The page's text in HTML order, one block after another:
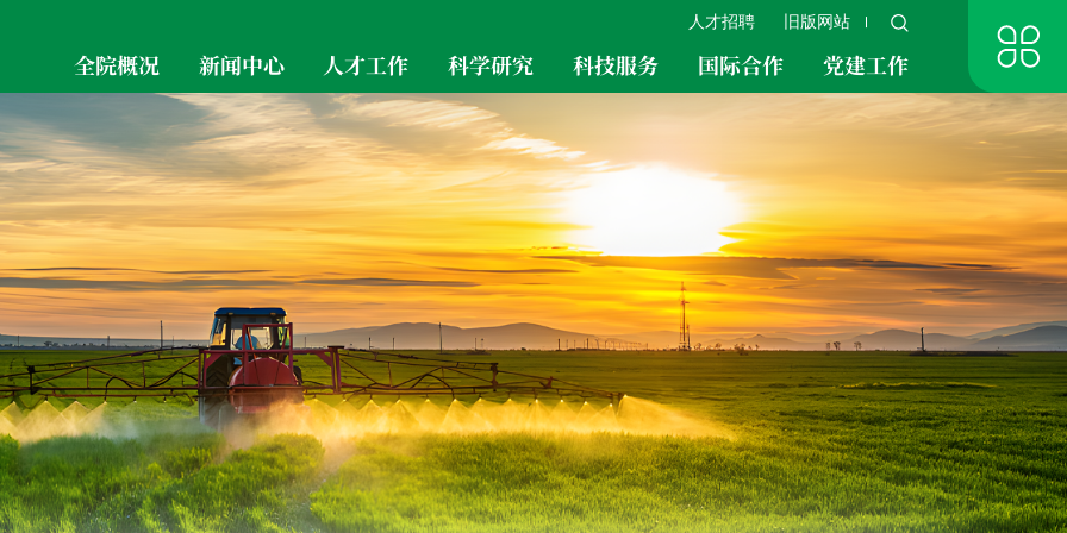
人才招聘 旧版网站
全院概况 新闻中心 人才工作 科学研究 科技服务 国际合作 党建工作